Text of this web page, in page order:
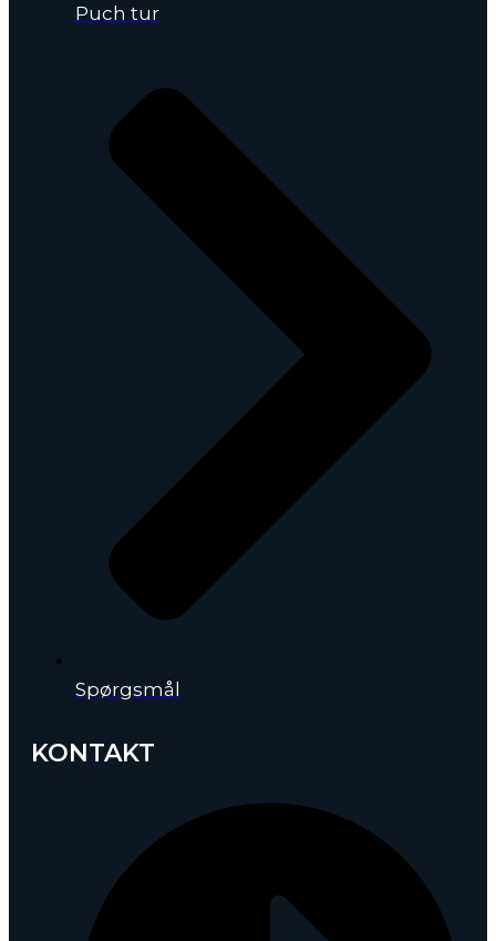
Puch tur
Spørgsmål
KONTAKT